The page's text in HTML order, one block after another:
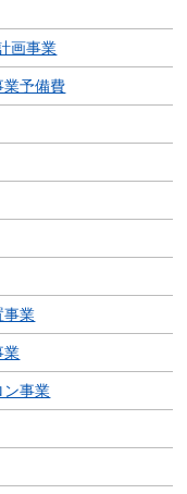
画事業
業予備費
事業
業
ン事業